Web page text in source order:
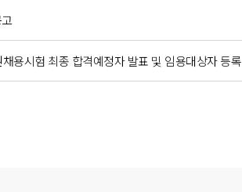
용시험 최종 합격예정자 발표 및 임용대상자 등록